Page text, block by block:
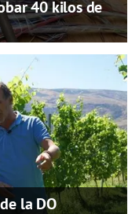
40 kilos de
la DO